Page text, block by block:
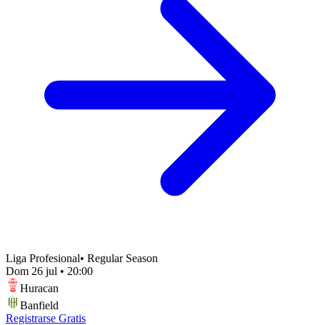
Liga Profesional• Regular Season
Dom 26 jul • 20:00
Huracan
Banfield
Registrarse Gratis